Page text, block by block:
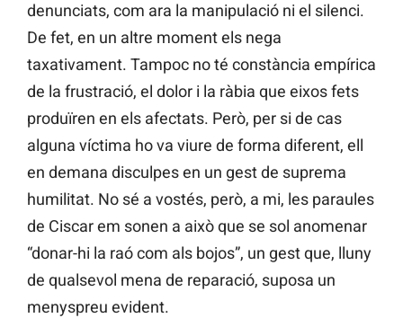
denunciats, com ara la manipulació ni el silenci.
De fet, en un altre moment els nega
taxativament. Tampoc no té constància empírica
de la frustració, el dolor i la ràbia que eixos fets
produïren en els afectats. Però, per si de cas
alguna víctima ho va viure de forma diferent, ell
en demana disculpes en un gest de suprema
humilitat. No sé a vostés, però, a mi, les paraules
de Ciscar em sonen a això que se sol anomenar
“donar-hi la raó com als bojos”, un gest que, lluny
de qualsevol mena de reparació, suposa un
menyspreu evident.